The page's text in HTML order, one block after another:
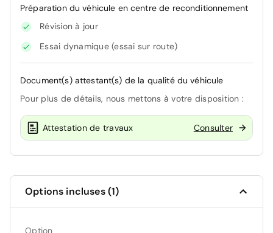
Préparation du véhicule en centre de reconditionnement
Révision à jour
Essai dynamique (essai sur route)
Document(s) attestant(s) de la qualité du véhicule
Pour plus de détails, nous mettons à votre disposition :
Attestation de travaux Consulter
Options incluses (1)
Option